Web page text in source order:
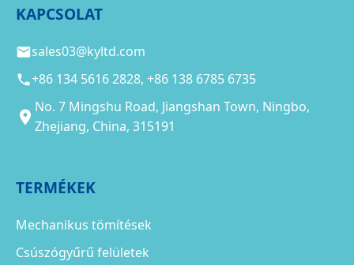
KAPCSOLAT
sales03@kyltd.com
+86 134 5616 2828, +86 138 6785 6735
No. 7 Mingshu Road, Jiangshan Town, Ningbo,
Zhejiang, China, 315191
TERMÉKEK
Mechanikus tömítések
Csúszógyűrű felületek